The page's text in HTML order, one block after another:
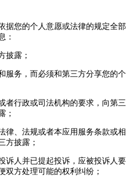
据您的个人意愿或法律的规定全部
：
披露；
服务，而必须和第三方分享您的个
者行政或司法机构的要求，向第三
；
律、法规或者本应用服务条款或相
方披露；
诉人并已提起投诉，应被投诉人要
双方处理可能的权利纠纷；